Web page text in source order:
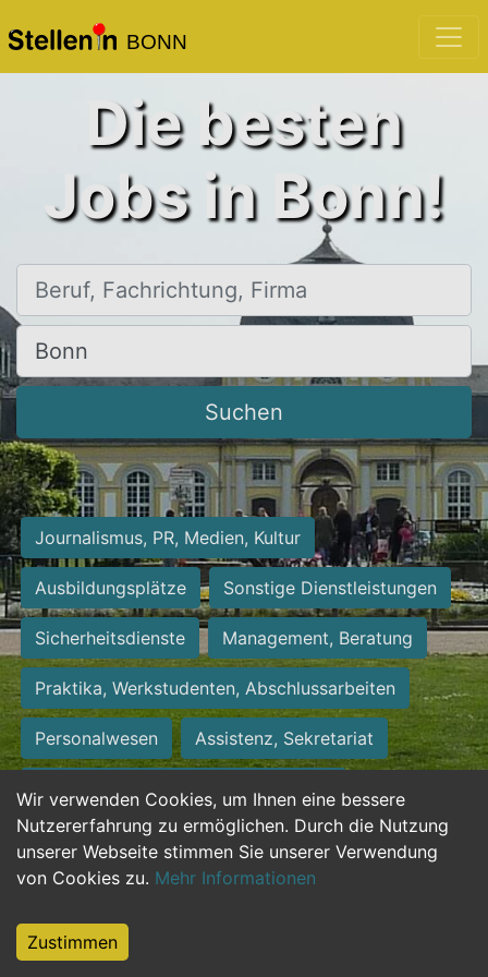
BONN
Wir verwenden Cookies, um Ihnen eine bessere
Nutzererfahrung zu ermöglichen. Durch die Nutzung
unserer Webseite stimmen Sie unserer Verwendung
von Cookies zu. Mehr Informationen
Zustimmen
Die besten
Jobs in Bonn!
Beruf, Fachrichtung, Firma
Ort, Stadt
Suchen
Journalismus, PR, Medien, Kultur
Ausbildungsplätze Sonstige Dienstleistungen
Sicherheitsdienste Management, Beratung
Praktika, Werkstudenten, Abschlussarbeiten
Personalwesen Assistenz, Sekretariat
Hilfskräfte, Aushilfs- und Nebenjobs
Einkauf, Logistik, Materialwirtschaft
Weiterbildung, Studium, duale Ausbildung
Tourismus